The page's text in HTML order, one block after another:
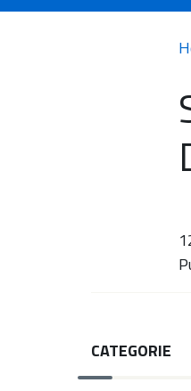
CATEGORIE